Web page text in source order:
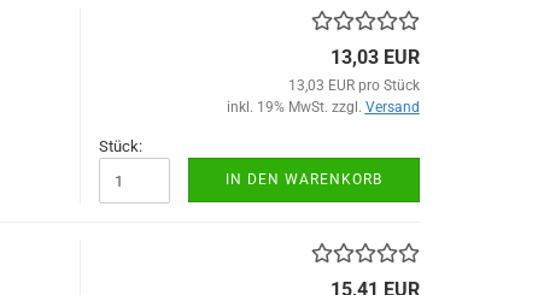
13,03 EUR
13,03 EUR pro Stück
inkl. 19% MwSt. zzgl. Versand
Stück:
IN DEN WARENKORB
15,41 EUR